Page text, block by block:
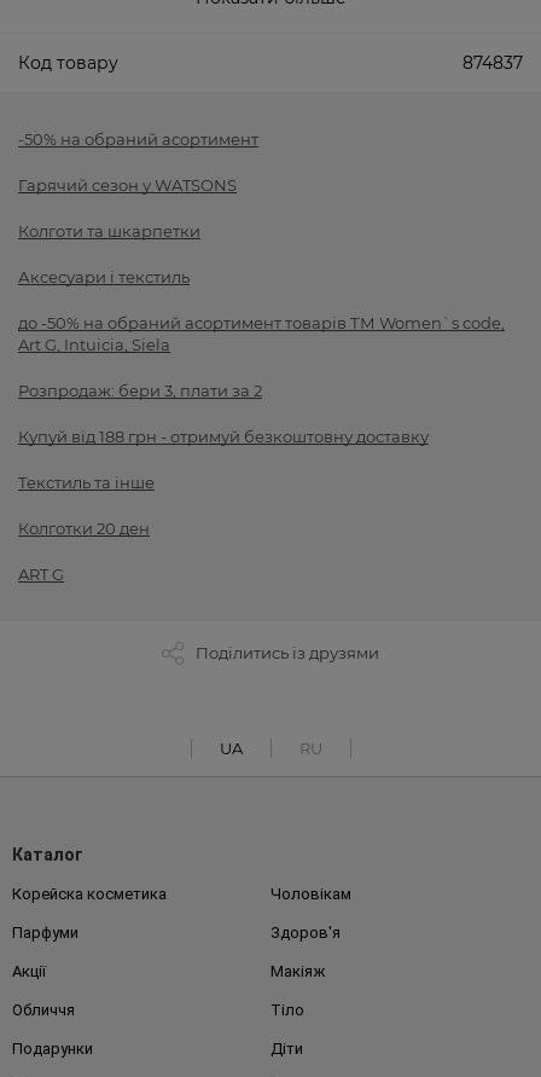
Код товару 874837
-50% на обраний асортимент
Гарячий сезон у WATSONS
Колготи та шкарпетки
Аксесуари і текстиль
до -50% на обраний асортимент товарів ТМ Women`s code,
Art G, Intuicia, Siela
Розпродаж: бери 3, плати за 2
Купуй від 188 грн - отримуй безкоштовну доставку
Текстиль та інше
Колготки 20 ден
ART G
Поділитись із друзями
UA RU
Каталог
Корейска косметика Чоловікам
Парфуми Здоров'я
Акції Макіяж
Обличчя Тіло
Подарунки Діти